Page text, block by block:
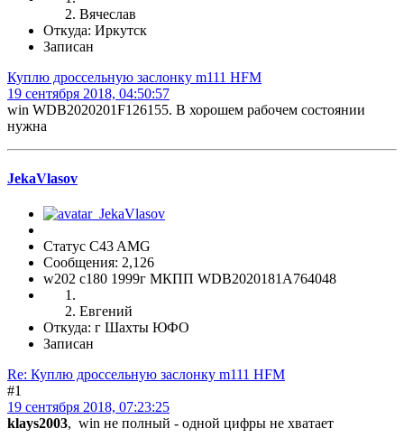
Вячеслав
Откуда: Иркутск
Записан
Куплю дроссельную заслонку m111 HFM
19 сентября 2018, 04:50:57
win WDB2020201F126155. В хорошем рабочем состоянии
нужна
JekaVlasov
Статус C43 AMG
Сообщения: 2,126
w202 c180 1999г МКПП WDB2020181A764048
Евгений
Откуда: г Шахты ЮФО
Записан
Re: Куплю дроссельную заслонку m111 HFM
#1
19 сентября 2018, 07:23:25
klays2003, win не полный - одной цифры не хватает